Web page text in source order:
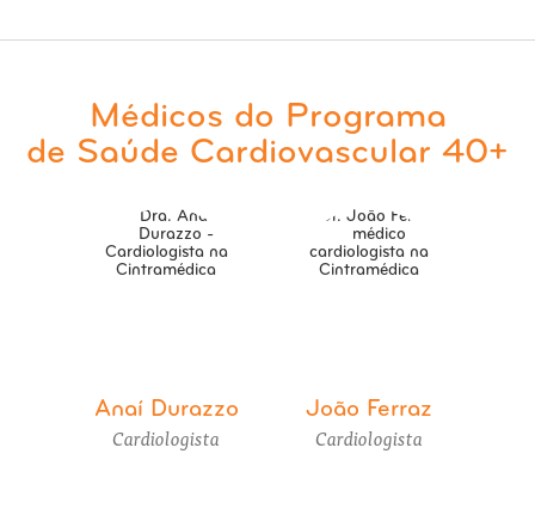
Médicos do Programa
de Saúde Cardiovascular 40+
Anaí Durazzo
Cardiologista
João Ferraz
Cardiologista